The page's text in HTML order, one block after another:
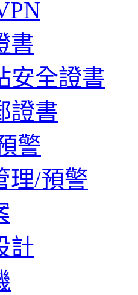
書
安全證書
證書
警
理/預警
計